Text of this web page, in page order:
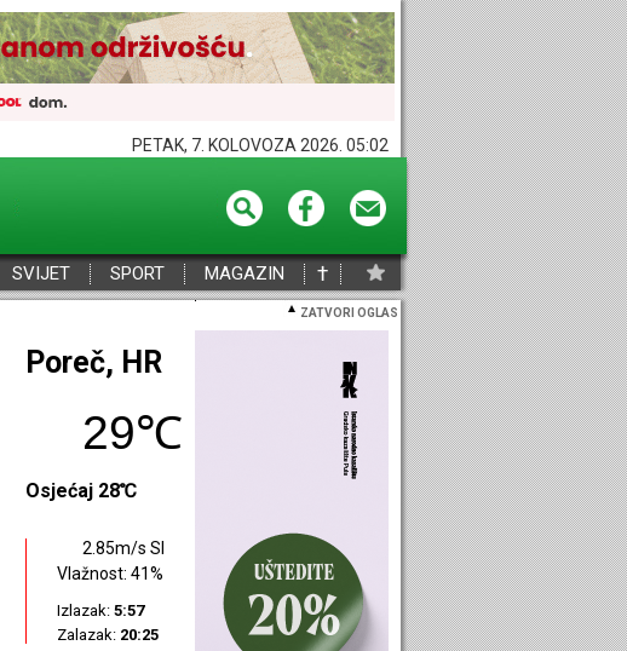
PETAK, 7. KOLOVOZA 2026. 05:02
SVIJET SPORT MAGAZIN †
ZATVORI OGLAS
Poreč, HR
29℃
Osjećaj 28℃
2.85m/s SI
Vlažnost: 41%
Izlazak: 5:57
Zalazak: 20:25